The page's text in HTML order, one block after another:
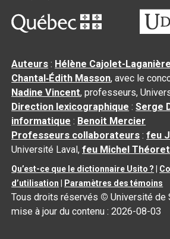
Auteurs : Hélène Cajolet-
Chantal‑Édith Masson, avec le
Nadine Vincent, professeurs,
Direction lexicographique :Serge
informatique : Benoit Mercier
Professeurs collaborateurs :feu
Université Laval,feu Michel Théoret
Qu’est-ce que le dictionnaire Usito ?
d’utilisation
Paramètres des témoins
Tous droits réservés © Université de
mise à jour du contenu :2026-08-03